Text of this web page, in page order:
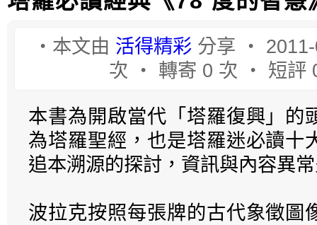
‧本文由 活得精彩 分享 ‧
次 ‧ 轉寄 0 次 ‧ 短評
本書為開啟當代「塔羅復興」的
為塔羅聖經，也是塔羅迷必讀十
追本溯源的探討，資訊與內容異
波拉克按照每張牌的古代象徵圖